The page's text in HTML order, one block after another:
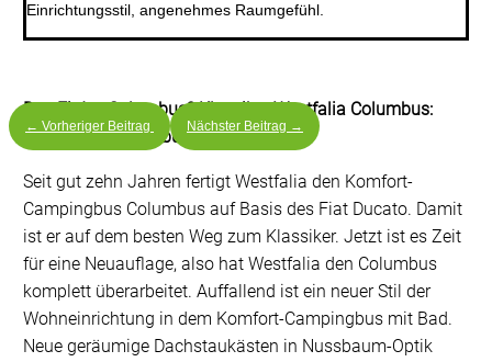
Einrichtungsstil, angenehmes Raumgefühl.
Das Ei des Columbus? Klassiker Westfalia Columbus:
Komfort-Campingbus aufgefrischt.
Seit gut zehn Jahren fertigt Westfalia den Komfort-
Campingbus Columbus auf Basis des Fiat Ducato. Damit
ist er auf dem besten Weg zum Klassiker. Jetzt ist es Zeit
für eine Neuauflage, also hat Westfalia den Columbus
komplett überarbeitet. Auffallend ist ein neuer Stil der
Wohneinrichtung in dem Komfort-Campingbus mit Bad.
Neue geräumige Dachstaukästen in Nussbaum-Optik
← Vorheriger Beitrag Nächster Beitrag →